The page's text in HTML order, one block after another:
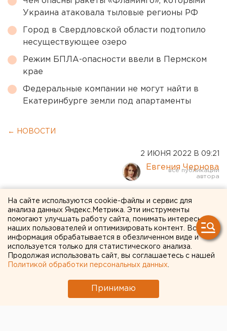
Украина атаковала тыловые регионы РФ
Город в Свердловской области подтопило
несуществующее озеро
Режим БПЛА-опасности ввели в Пермском
крае
Федеральные компании не могут найти в
Екатеринбурге земли под апартаменты
← НОВОСТИ
2 ИЮНЯ 2022 В 09:21
Евгения Чернова
Оренбуржцы
пожаловались депутату
Госдумы на накрутку
голосов за объекты
благоустройства
Они считают, что парк в северо-восточном
На сайте используются cookie-файлы и сервис для
анализа данных Яндекс.Метрика. Эти инструменты
помогают улучшать работу сайта, понимать интересы
наших пользователей и оптимизировать контент. Вся
информация обрабатывается в обезличенном виде и
используется только для статистического анализа.
Продолжая использовать сайт, вы соглашаетесь с нашей
Политикой обработки персональных данных
Принимаю